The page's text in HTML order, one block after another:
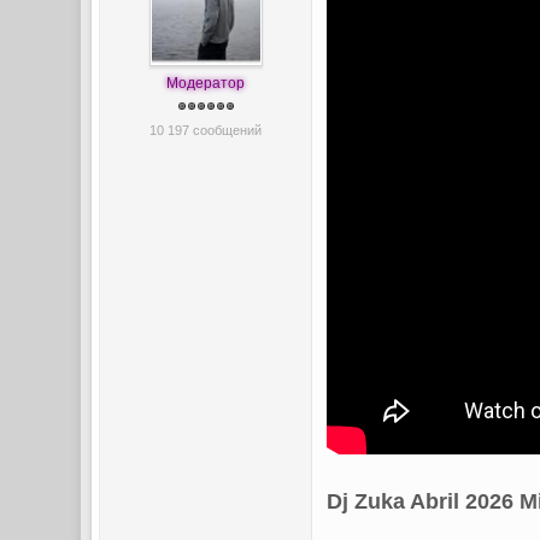
Модератор
10 197 сообщений
Dj Zuka Abril 2026